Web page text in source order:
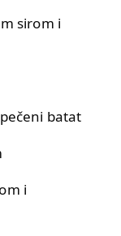
sirom i
batat
i